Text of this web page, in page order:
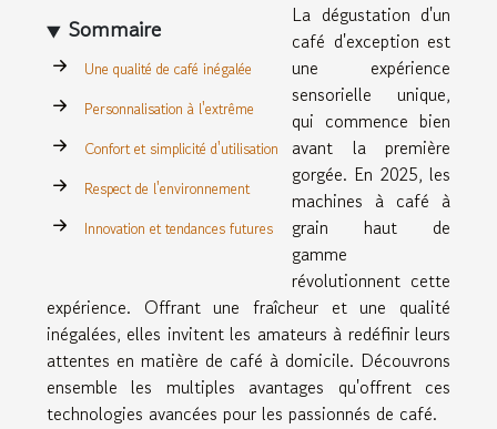
Sommaire
Une qualité de café inégalée
Personnalisation à l'extrême
Confort et simplicité d'utilisation
Respect de l'environnement
Innovation et tendances futures
La dégustation d'un
café d'exception est
une expérience
sensorielle unique,
qui commence bien
avant la première
gorgée. En 2025, les
machines à café à
grain haut de
gamme
révolutionnent cette
expérience. Offrant une fraîcheur et une qualité
inégalées, elles invitent les amateurs à redéfinir leurs
attentes en matière de café à domicile. Découvrons
ensemble les multiples avantages qu'offrent ces
technologies avancées pour les passionnés de café.